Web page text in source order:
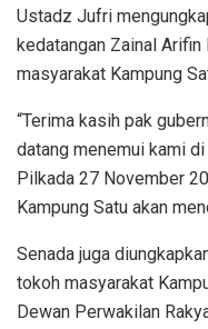
Ustadz Jufri
kedatangan Zainal
masyarakat Kampung
“Terima kasih pak
datang menemui kami
Pilkada 27 November
Kampung Satu akan
Senada juga
tokoh masyarakat
Dewan Perwakilan